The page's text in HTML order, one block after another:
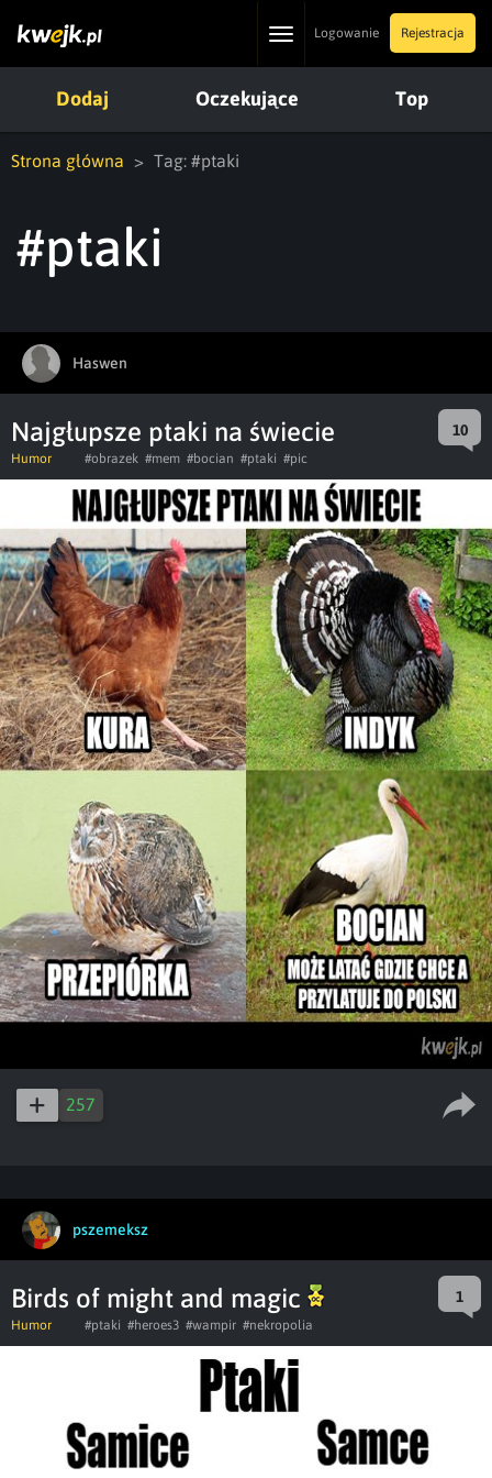
ToggleLogowanie Rejestracja
Dodaj Oczekujące Top
Strona główna Tag: #ptaki
#ptaki
Haswen
Najgłupsze ptaki na świecie 10
Humor #obrazek #mem #bocian #ptaki #pic
257
pszemeksz
Birds of might and magic 1
Humor #ptaki #heroes3 #wampir #nekropolia